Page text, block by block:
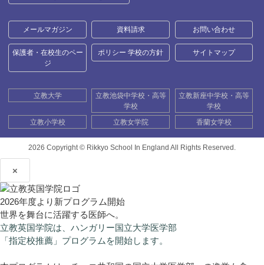
メールマガジン 資料請求 お問い合わせ
保護者・在校生のペー
ジ
ポリシー 学校の方針 サイトマップ
立教大学
立教池袋中学校・高等
学校
立教新座中学校・高等
学校
立教小学校
立教女学院 香蘭女学校
2026 Copyright © Rikkyo School In England All Rights Reserved.
×
2026年度より新プログラム開始
世界を舞台に活躍する医師へ。
立教英国学院は、ハンガリー国立大学医学部
「指定校推薦」プログラムを開始します。